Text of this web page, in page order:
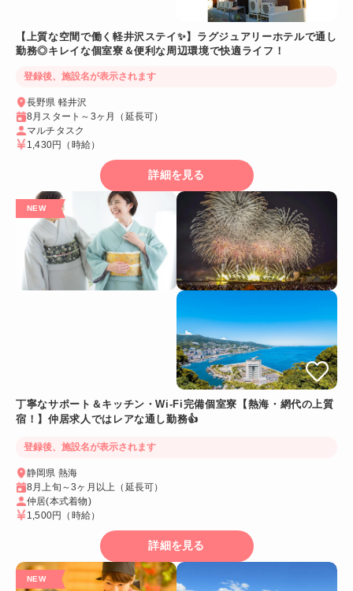
【上質な空間で働く軽井沢ステイ✨】ラグジュアリーホテルで通し
勤務◎キレイな個室寮＆便利な周辺環境で快適ライフ！
登録後、施設名が表示されます
長野県 軽井沢
8月スタート～3ヶ月（延長可）
マルチタスク
1,430円 （時給）
詳細を見る
丁寧なサポート＆キッチン・Wi-Fi完備個室寮【熱海・網代の上質
宿！】仲居求人ではレアな通し勤務👍
登録後、施設名が表示されます
静岡県 熱海
8月上旬～3ヶ月以上（延長可）
仲居(本式着物)
1,500円 （時給）
詳細を見る